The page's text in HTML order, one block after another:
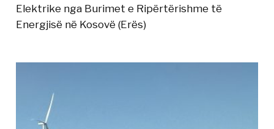
Elektrike nga Burimet e Ripërtërishme të
Energjisë në Kosovë (Erës)